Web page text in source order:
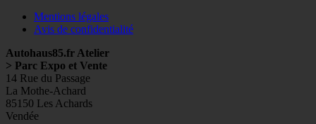
Mentions légales
Avis de confidentialité
Autohaus85.fr Atelier
> Parc Expo et Vente
14 Rue du Passage
La Mothe-Achard
85150 Les Achards
Vendée